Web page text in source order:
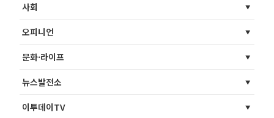
사회
오피니언
문화·라이프
뉴스발전소
이투데이TV